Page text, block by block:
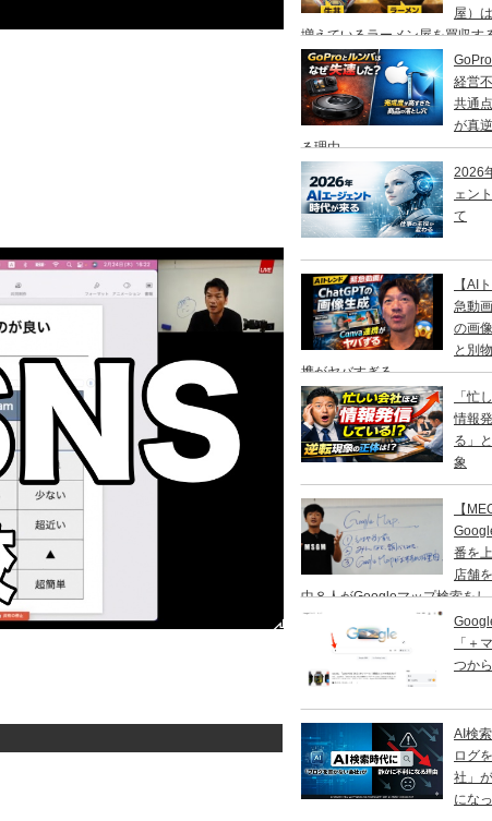
屋）
増えているラーメン屋を買収す
経営
共通
が真
る理由
2026
ェン
て
【AI
急動
の画
と別
携がヤバすぎる
「忙
情報
る」
象
【
番を
店舗
中８人がGoogleマップ検索を
は１日以内に来店する事を知っ
「＋
つか
AI検
ログ
社」
にな